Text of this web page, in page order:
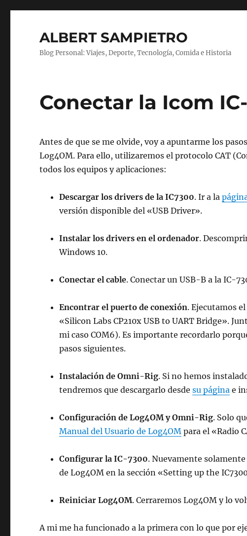
ALBERT SAMPIETRO
Blog Personal: Viajes, Deporte, Tecnología, Comida e Historia
Conectar la Icom
Antes de que se me olvide, voy a apuntarme los
Log4OM. Para ello, utilizaremos el protocolo CAT
todos los equipos y aplicaciones:
Descargar los drivers de la IC7300. Ir a la
versión disponible del «USB Driver».
Instalar los drivers en el ordenador.
Windows 10.
Conectar el cable. Conectar un USB-B a la IC-
Encontrar el puerto de conexión. Ejecutamos
«Silicon Labs CP210x USB to UART Bridge».
mi caso COM6). Es importante recordarlo
pasos siguientes.
Instalación de Omni-Rig. Si no hemos
tendremos que descargarlo desdesu página e
Configuración de Log4OM y Omni-Rig. Solo
Manual del Usuario de Log4OM para el «Radio
Configurar la IC-7300. Nuevamente
de Log4OM en la sección «Setting up the
Reiniciar Log4OM. Cerraremos Log4OM y lo
A mi me ha funcionado a la primera con lo que por